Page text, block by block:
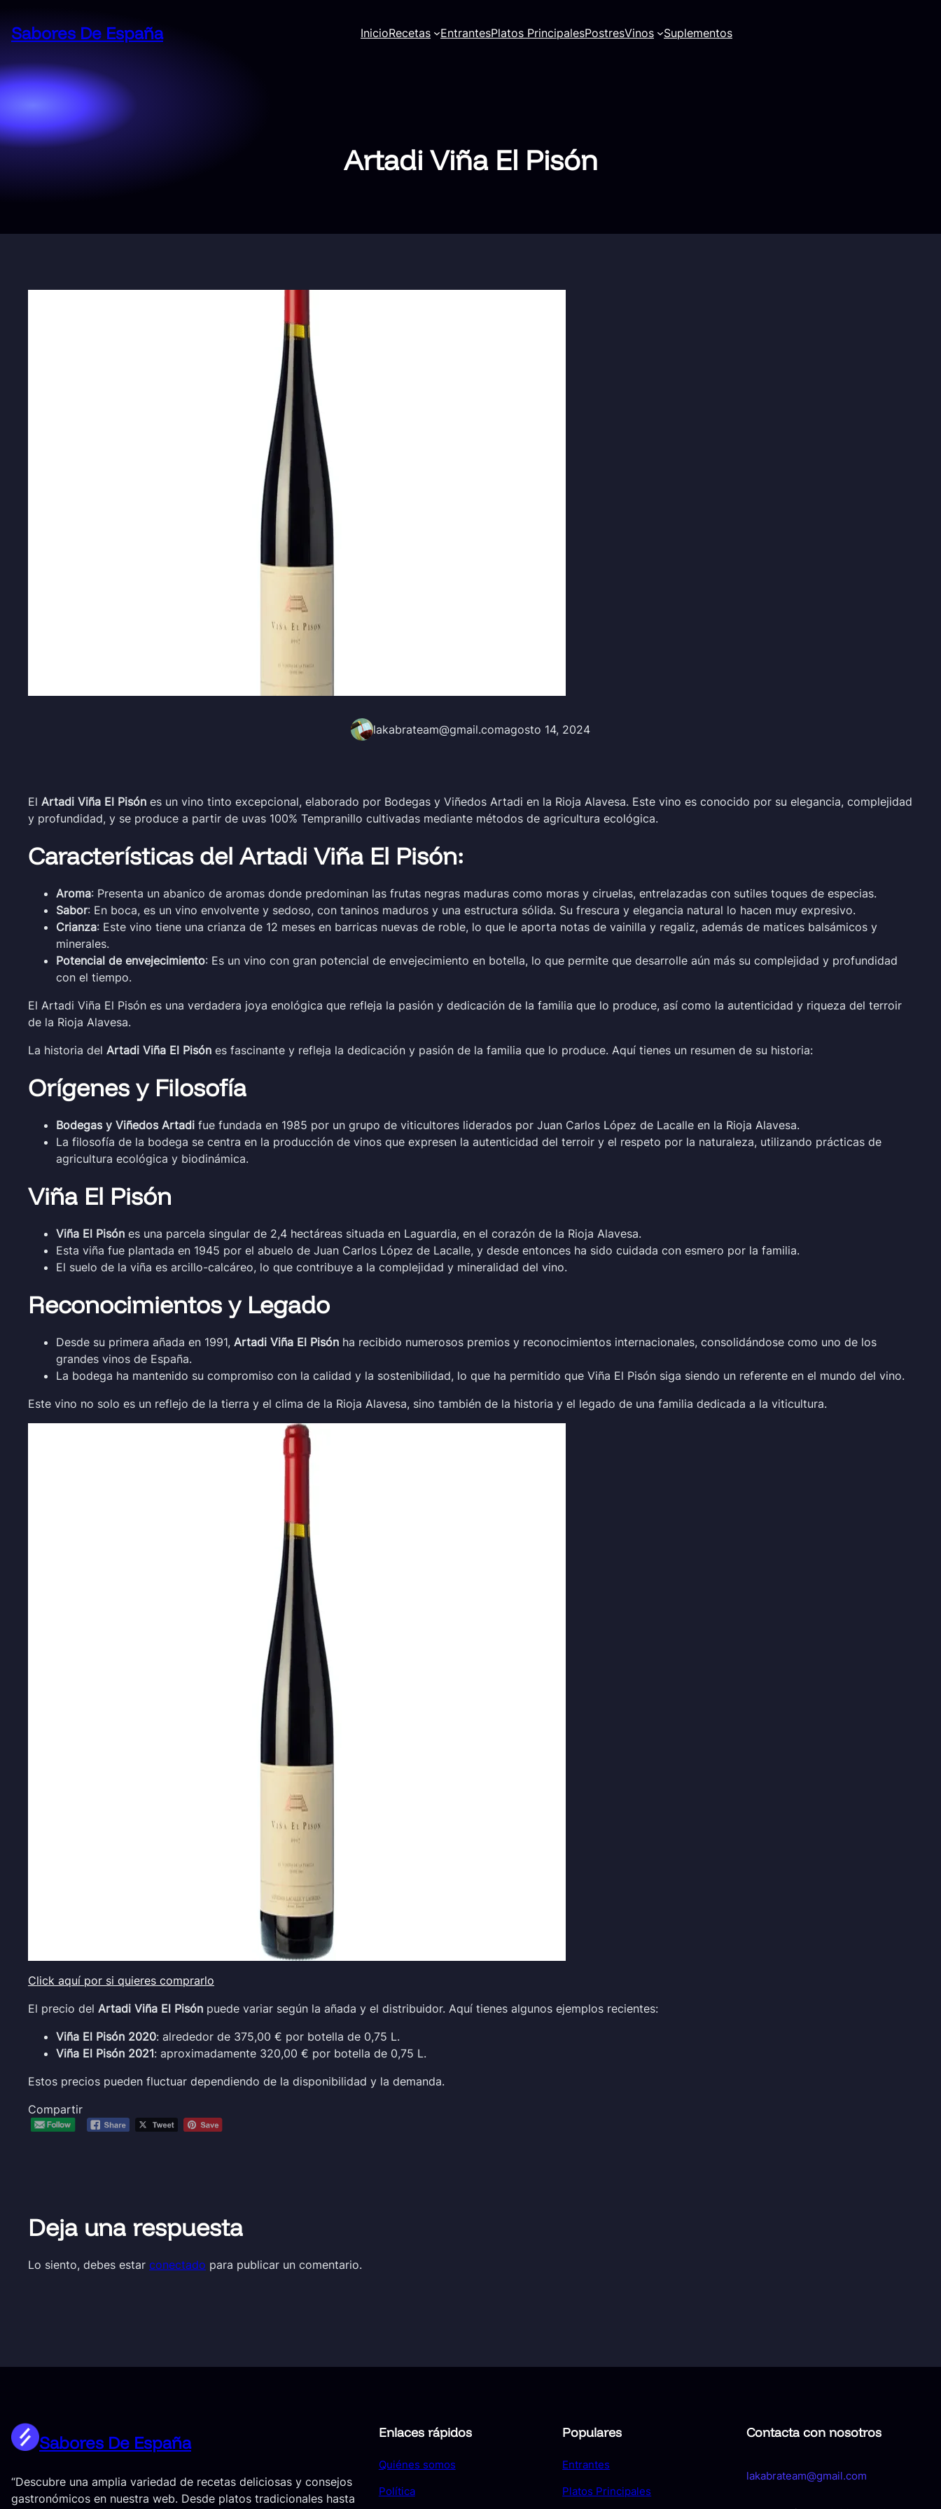
contenido
Sabores De España InicioRecetas EntrantesPlatos PrincipalesPostresVinos Suplementos
Artadi Viña El Pisón
lakabrateam@gmail.comagosto 14, 2024
El Artadi Viña El Pisón es un vino tinto excepcional, elaborado por Bodegas y Viñedos Artadi en la Rioja Alavesa. Este vino es conocido por su elegancia, complejidad
y profundidad, y se produce a partir de uvas 100% Tempranillo cultivadas mediante métodos de agricultura ecológica.
Características del Artadi Viña El Pisón:
Aroma: Presenta un abanico de aromas donde predominan las frutas negras maduras como moras y ciruelas, entrelazadas con sutiles toques de especias.
Sabor: En boca, es un vino envolvente y sedoso, con taninos maduros y una estructura sólida. Su frescura y elegancia natural lo hacen muy expresivo.
Crianza: Este vino tiene una crianza de 12 meses en barricas nuevas de roble, lo que le aporta notas de vainilla y regaliz, además de matices balsámicos y
minerales.
Potencial de envejecimiento: Es un vino con gran potencial de envejecimiento en botella, lo que permite que desarrolle aún más su complejidad y profundidad
con el tiempo.
El Artadi Viña El Pisón es una verdadera joya enológica que refleja la pasión y dedicación de la familia que lo produce, así como la autenticidad y riqueza del terroir
de la Rioja Alavesa.
La historia del Artadi Viña El Pisón es fascinante y refleja la dedicación y pasión de la familia que lo produce. Aquí tienes un resumen de su historia:
Orígenes y Filosofía
Bodegas y Viñedos Artadi fue fundada en 1985 por un grupo de viticultores liderados por Juan Carlos López de Lacalle en la Rioja Alavesa.
La filosofía de la bodega se centra en la producción de vinos que expresen la autenticidad del terroir y el respeto por la naturaleza, utilizando prácticas de
agricultura ecológica y biodinámica.
Viña El Pisón
Viña El Pisón es una parcela singular de 2,4 hectáreas situada en Laguardia, en el corazón de la Rioja Alavesa.
Esta viña fue plantada en 1945 por el abuelo de Juan Carlos López de Lacalle, y desde entonces ha sido cuidada con esmero por la familia.
El suelo de la viña es arcillo-calcáreo, lo que contribuye a la complejidad y mineralidad del vino.
Reconocimientos y Legado
Desde su primera añada en 1991, Artadi Viña El Pisón ha recibido numerosos premios y reconocimientos internacionales, consolidándose como uno de los
grandes vinos de España.
La bodega ha mantenido su compromiso con la calidad y la sostenibilidad, lo que ha permitido que Viña El Pisón siga siendo un referente en el mundo del vino.
Este vino no solo es un reflejo de la tierra y el clima de la Rioja Alavesa, sino también de la historia y el legado de una familia dedicada a la viticultura.
Click aquí por si quieres comprarlo
El precio del Artadi Viña El Pisón puede variar según la añada y el distribuidor. Aquí tienes algunos ejemplos recientes:
Viña El Pisón 2020: alrededor de 375,00 € por botella de 0,75 L.
Viña El Pisón 2021: aproximadamente 320,00 € por botella de 0,75 L.
Estos precios pueden fluctuar dependiendo de la disponibilidad y la demanda.
Compartir
Deja una respuesta
Lo siento, debes estar conectado para publicar un comentario.
Sabores De España
“Descubre una amplia variedad de recetas deliciosas y consejos
gastronómicos en nuestra web. Desde platos tradicionales hasta
Enlaces rápidos
Quiénes somos
Política
Populares
Entrantes
Platos Principales
Contacta con nosotros
lakabrateam@gmail.com